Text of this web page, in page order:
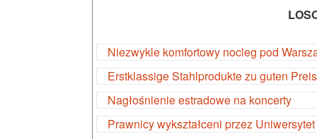
Niezwykle komfortowy nocleg pod
Erstklassige Stahlprodukte zu guten
Nagłośnienie estradowe na koncerty
Prawnicy wykształceni przez